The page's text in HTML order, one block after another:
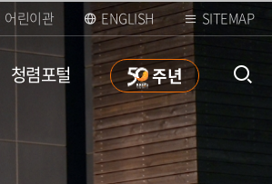
어린이관 ENGLISH SITEMAP
청렴포털 50
주년